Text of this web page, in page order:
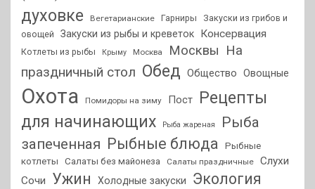
духовке
Вегетарианские Гарниры
Закуски из грибов и
овощей
Закуски из рыбы и креветок Консервация
Котлеты из рыбы Крыму Москва Москвы На
праздничный стол Обед Общество Овощные
Охота Помидоры на зиму Пост
Рецепты
для начинающих
Рыба жареная
Рыба
запеченная Рыбные блюда
Рыбные
котлеты
Салаты без майонеза Салаты праздничные
Слухи
Сочи
Ужин Холодные закуски Экология